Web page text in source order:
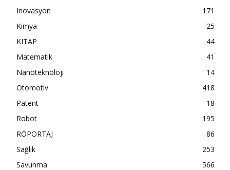
Inovasyon
171
Kimya
25
KITAP
44
Matematik
41
Nanoteknoloji
14
Otomotiv
418
Patent
18
Robot
195
RÖPORTAJ
86
Sağlık
253
Savunma
566